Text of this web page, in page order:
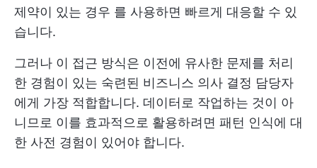
제약이 있는 경우 를 사용하면 빠르게 대응할 수 있
습니다.
그러나 이 접근 방식은 이전에 유사한 문제를 처리
한 경험이 있는 숙련된 비즈니스 의사 결정 담당자
에게 가장 적합합니다. 데이터로 작업하는 것이 아
니므로 이를 효과적으로 활용하려면 패턴 인식에 대
한 사전 경험이 있어야 합니다.